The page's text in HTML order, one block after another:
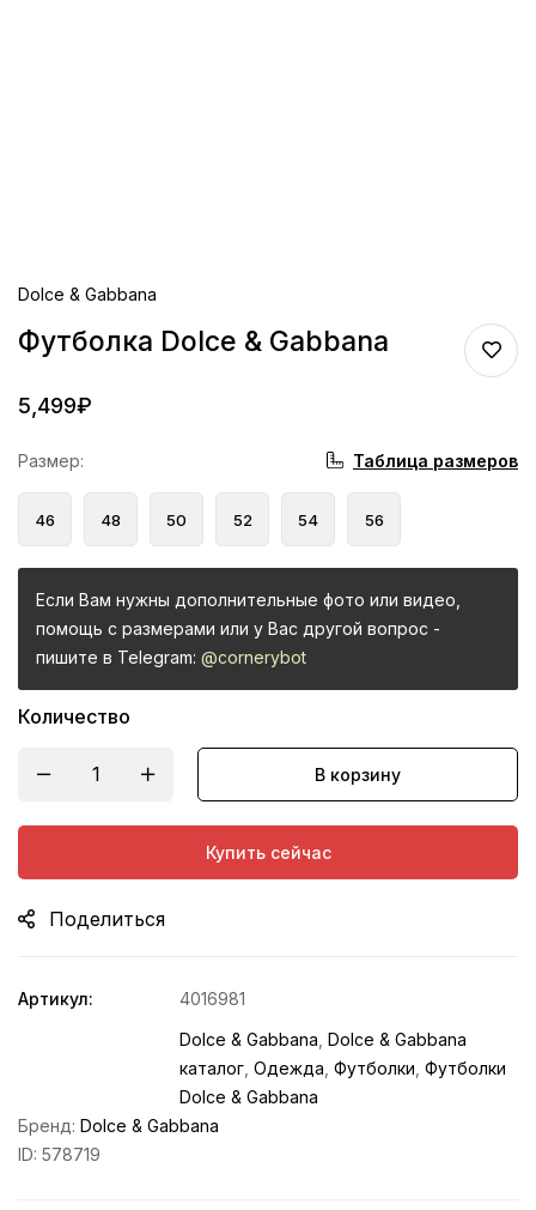
Dolce & Gabbana
Футболка Dolce & Gabbana
5,499₽
Размер: Таблица размеров
46 48 50 52 54 56
Если Вам нужны дополнительные фото или видео,
помощь с размерами или у Вас другой вопрос -
пишите в Telegram: @cornerybot
Количество
В корзину
Купить сейчас
Поделиться
Артикул:
4016981
Dolce & Gabbana Dolce & Gabbana
каталог Одежда Футболки Футболки
Dolce & Gabbana
Бренд: Dolce & Gabbana
ID: 578719